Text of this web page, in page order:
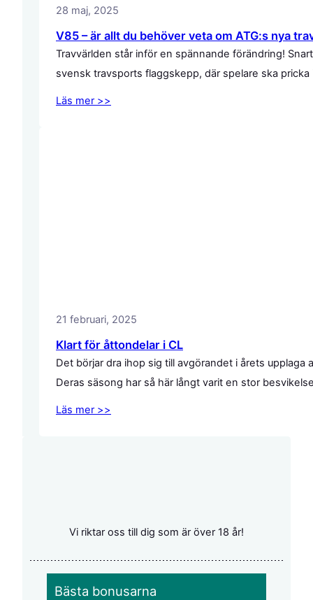
28 maj, 2025
V85 – är allt du behöver veta om ATG:s nya
Travvärlden står inför en spännande förändring!
svensk travsports flaggskepp, där spelare ska
Läs mer >>
21 februari, 2025
Klart för åttondelar i CL
Det börjar dra ihop sig till avgörandet i årets
Deras säsong har så här långt varit en stor
Läs mer >>
Vi riktar oss till dig som är över 18 år!
Bästa bonusarna